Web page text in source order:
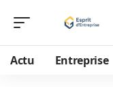
Actu Entreprise